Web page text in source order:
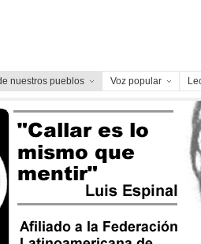
nuestros pueblos Voz popular